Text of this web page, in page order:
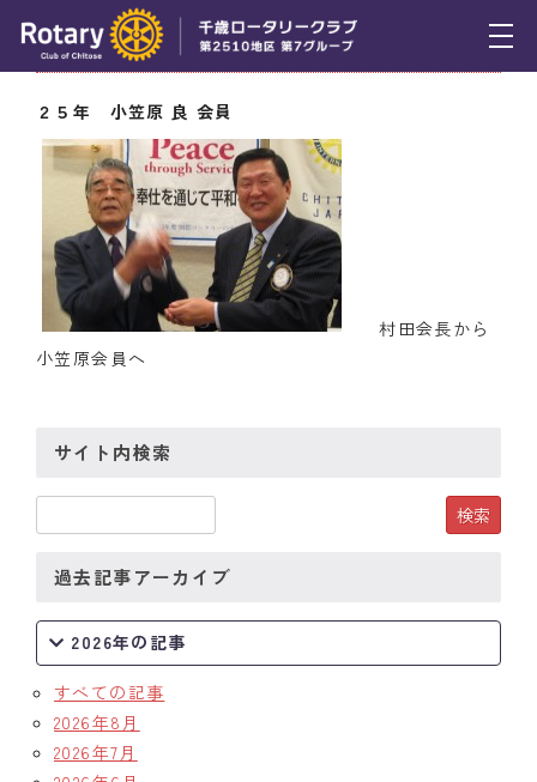
トピックス
例会報告
活動報告
理事会報告
スケジュール
年間プログラム
クラブのあゆみ
クラブの歴史
歴代会長・幹事
記念誌
案内
11月15日（木） 永年出席１００％表彰伝達
２５年 小笠原 良 会員
村田会長から
小笠原会員へ
サイト内検索
過去記事アーカイブ
2026年の記事
すべての記事
2026年8月
2026年7月